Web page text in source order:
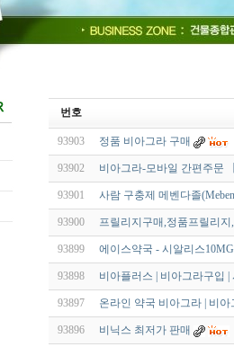
번호
93903 정품 비아그라 구매
93902 비아그라-모바일 간편주문
93901 사람 구충제 메벤다졸
93900 프릴리지구매,정품프릴리
93899 에이스약국 - 시알리스
93898 비아플러스 | 비아그라구입
93897 온라인 약국 비아그라 | 비
93896 비닉스 최저가 판매